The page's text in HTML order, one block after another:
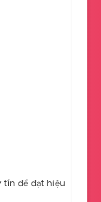
để đạt hiệu